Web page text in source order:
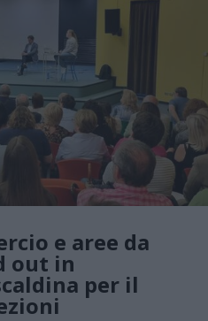
e aree da
out in
per il